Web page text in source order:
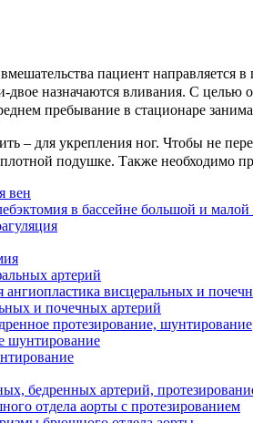
пациент направляется
двое назначаются вливания. С целью
пребывание в стационаре
– для укрепления ног. Чтобы не
подушке. Также необходимо
вен
в бассейне большой и
артерий
ангиопластика висцеральных и
и почечных артерий
протезирование, шунтирование
шунтирование
бедренных артерий,
отдела аорты с протезированием